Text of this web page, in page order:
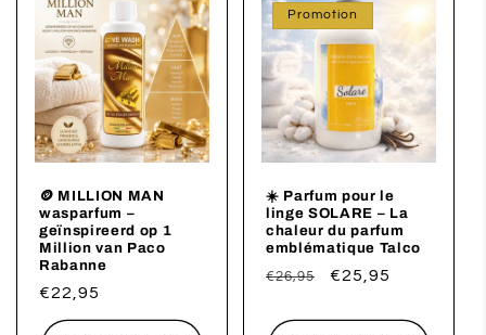
🪙 MILLION MAN
wasparfum –
geïnspireerd op 1
Million van Paco
Rabanne
Prix
habituel
€22,95
Promotion
☀️ Parfum pour le
linge SOLARE – La
chaleur du parfum
emblématique Talco
Prix
€26,95
Prix
€25,95